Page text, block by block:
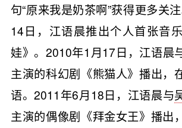
句“原来我是奶茶啊”获得更多关
14日，江语晨推出个人首张音
娃》。2010年1月17日，江语晨
主演的科幻剧《熊猫人》播出，
语。2011年6月18日，江语晨与
主演的偶像剧《拜金女王》播出